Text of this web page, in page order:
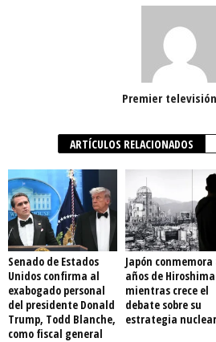
Premier
ARTÍCULOS RELACIONADOS
Senado de Estados
Unidos confirma al
exabogado personal
del presidente Donald
Trump, Todd Blanche,
como fiscal general
Japón conmemora
años de Hiroshima
mientras crece el
debate sobre su
estrategia nuclear